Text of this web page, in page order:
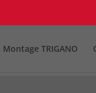
Montage TRIGANO